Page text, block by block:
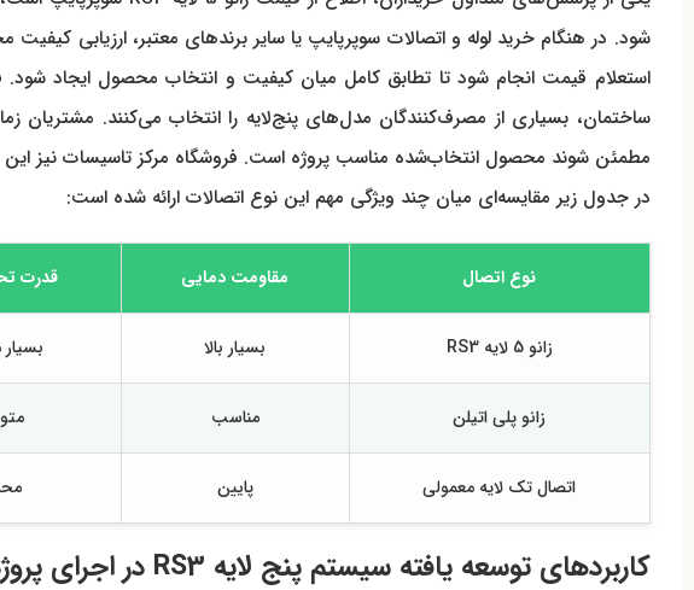
شود. در هنگام خرید لوله و اتصالات سوپرپایپ یا سایر برندهای معتبر، ارزیابی
استعلام قیمت انجام شود تا تطابق کامل میان کیفیت و انتخاب محصول ایجاد شود.
ساختمان، بسیاری از مصرف‌کنندگان مدل‌های پنج‌لایه را انتخاب می‌کنند. مشتریان
مطمئن شوند محصول انتخاب‌شده مناسب پروژه است. فروشگاه مرکز تاسیسات نیز
در جدول زیر مقایسه‌ای میان چند ویژگی مهم این نوع اتصالات ارائه شده است:
نوع اتصال مقاومت دمایی قدرت
زانو 5 لایه RS3 بسیار بالا
زانو پلی اتیلن مناسب
اتصال تک لایه معمولی پایین
کاربردهای توسعه یافته سیستم پنج لایه RS3 در اجرای پروژه های مدرن